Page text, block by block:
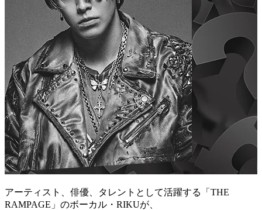
アーティスト、俳優、タレントとして活躍する「THE
RAMPAGE」のボーカル・RIKUが、